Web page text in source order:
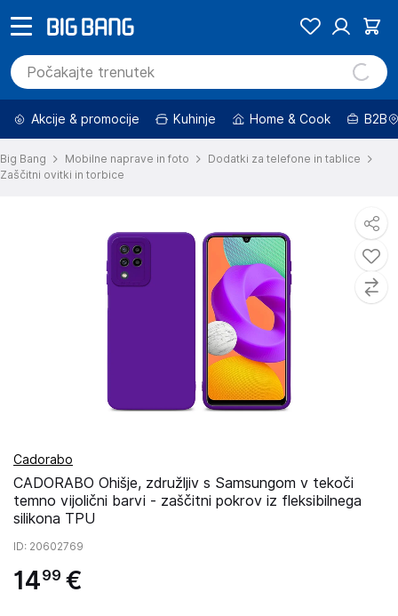
Akcije & promocije Kuhinje Home & Cook B2B
Big Bang Mobilne naprave in foto
Dodatki za telefone in tablice
Zaščitni ovitki in torbice
Cadorabo
CADORABO Ohišje, združljiv s Samsungom v tekoči
temno vijolični barvi - zaščitni pokrov iz fleksibilnega
silikona TPU
ID: 20602769
1499 €